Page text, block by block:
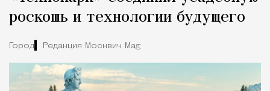
роскошь и технологии будущего
Город Редакция Москвич Mag